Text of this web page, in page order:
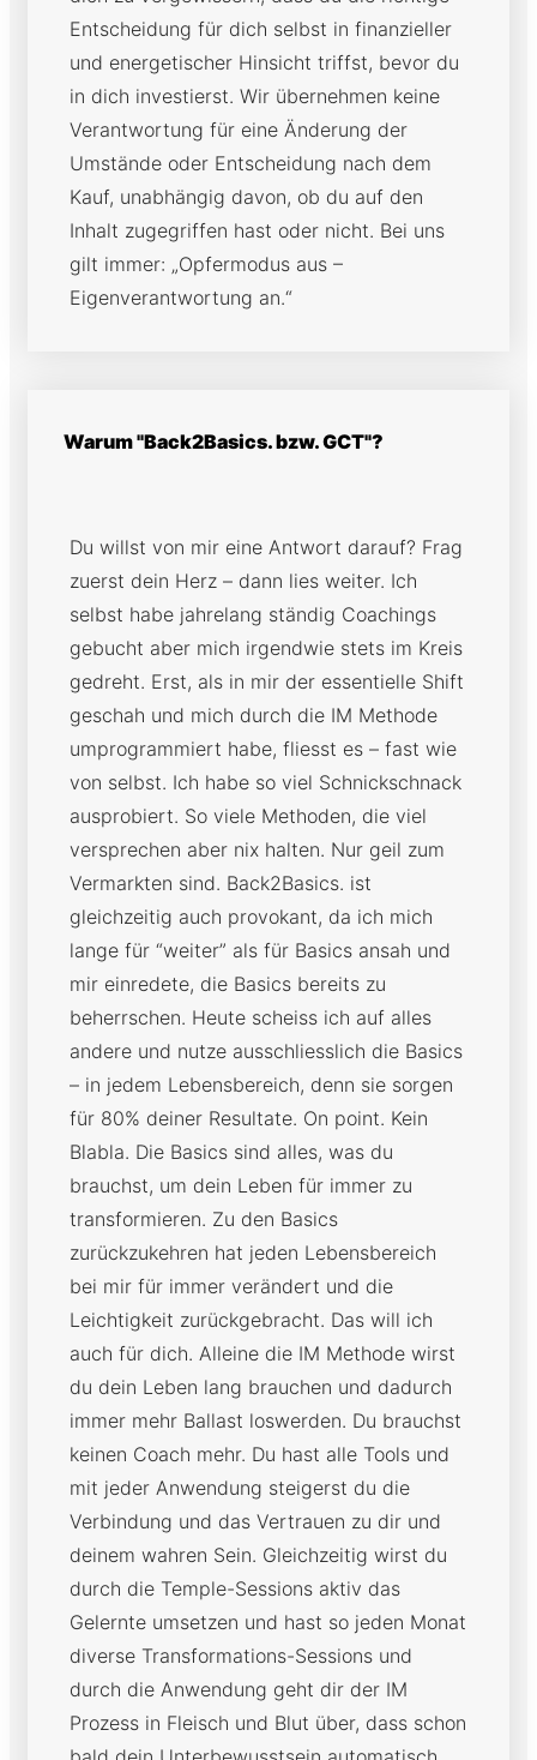
Entscheidung für dich selbst in finanzieller
und energetischer Hinsicht triffst, bevor du
in dich investierst. Wir übernehmen keine
Verantwortung für eine Änderung der
Umstände oder Entscheidung nach dem
Kauf, unabhängig davon, ob du auf den
Inhalt zugegriffen hast oder nicht. Bei uns
gilt immer: „Opfermodus aus –
Eigenverantwortung an.“
Warum "Back2Basics. bzw. GCT"?
Du willst von mir eine Antwort darauf? Frag
zuerst dein Herz – dann lies weiter. Ich
selbst habe jahrelang ständig Coachings
gebucht aber mich irgendwie stets im Kreis
gedreht. Erst, als in mir der essentielle Shift
geschah und mich durch die IM Methode
umprogrammiert habe, fliesst es – fast wie
von selbst. Ich habe so viel Schnickschnack
ausprobiert. So viele Methoden, die viel
versprechen aber nix halten. Nur geil zum
Vermarkten sind. Back2Basics. ist
gleichzeitig auch provokant, da ich mich
lange für “weiter” als für Basics ansah und
mir einredete, die Basics bereits zu
beherrschen. Heute scheiss ich auf alles
andere und nutze ausschliesslich die Basics
– in jedem Lebensbereich, denn sie sorgen
für 80% deiner Resultate. On point. Kein
Blabla. Die Basics sind alles, was du
brauchst, um dein Leben für immer zu
transformieren. Zu den Basics
zurückzukehren hat jeden Lebensbereich
bei mir für immer verändert und die
Leichtigkeit zurückgebracht. Das will ich
auch für dich. Alleine die IM Methode wirst
du dein Leben lang brauchen und dadurch
immer mehr Ballast loswerden. Du brauchst
keinen Coach mehr. Du hast alle Tools und
mit jeder Anwendung steigerst du die
Verbindung und das Vertrauen zu dir und
deinem wahren Sein. Gleichzeitig wirst du
durch die Temple-Sessions aktiv das
Gelernte umsetzen und hast so jeden Monat
diverse Transformations-Sessions und
durch die Anwendung geht dir der IM
Prozess in Fleisch und Blut über, dass schon